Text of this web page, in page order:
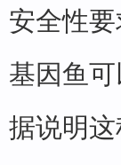
安全性
基因鱼
据说明